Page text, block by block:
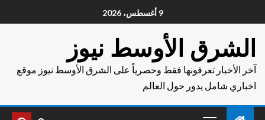
9 أغسطس، 2026
الشرق الأوسط نيوز
آخر الأخبار تعرفونها فقط وحصرياً على الشرق الأوسط نيوز موقع
اخباري شامل يدور حول العالم